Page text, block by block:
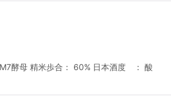
酵母 精米歩合： 60% 日本酒度 ： 酸